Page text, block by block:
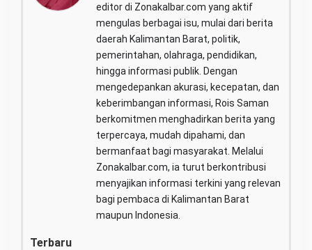
editor di Zonakalbar.com yang aktif
mengulas berbagai isu, mulai dari berita
daerah Kalimantan Barat, politik,
pemerintahan, olahraga, pendidikan,
hingga informasi publik. Dengan
mengedepankan akurasi, kecepatan, dan
keberimbangan informasi, Rois Saman
berkomitmen menghadirkan berita yang
terpercaya, mudah dipahami, dan
bermanfaat bagi masyarakat. Melalui
Zonakalbar.com, ia turut berkontribusi
menyajikan informasi terkini yang relevan
bagi pembaca di Kalimantan Barat
maupun Indonesia.
Terbaru